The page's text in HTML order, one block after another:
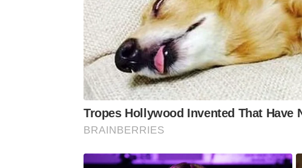
Tropes Hollywood Invented That Have
BRAINBERRIES